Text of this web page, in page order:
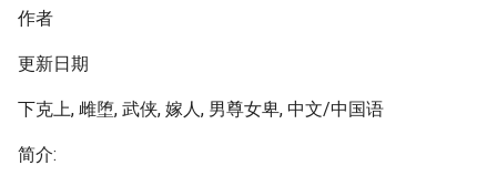
作者
更新日期
下克上, 雌堕, 武侠, 嫁人, 男尊女卑, 中文/中国语
简介: